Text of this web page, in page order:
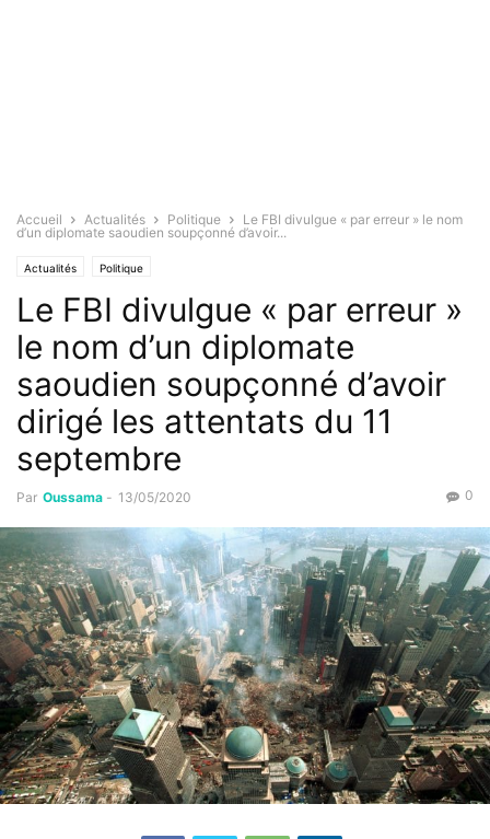
Accueil Actualités Politique
Le FBI divulgue « par erreur » le nom
d’un diplomate saoudien soupçonné d’avoir...
Actualités Politique
Le FBI divulgue « par erreur »
le nom d’un diplomate
saoudien soupçonné d’avoir
dirigé les attentats du 11
septembre
Par Oussama - 13/05/2020 0